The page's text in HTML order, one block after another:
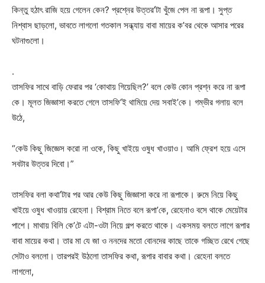
কিন্তু হঠাৎ রাজি হয়ে গেলেন কেন? প্রশ্নের উত্তর’টা খুঁজে পেল না রূপা। সুপ্ত
নিশ্বাস ছাড়লো, ভাবতে লাগলো গতকাল সন্ধ্যায় বাবা মায়ের ক’বর থেকে আসার পরের
ঘটনাগুলো।
.
তাসফির সাথে বাড়ি ফেরার পর ‘কোথায় গিয়েছিল?’ বলে কেউ কোন প্রশ্ন করে না রূপা
কে। মূলত জিজ্ঞাসা করতে গেলে তাসফি’ই থামিয়ে দেয় সবাই’কে। গম্ভীর গলায় বলে
উঠে,
“কেউ কিছু জিজ্ঞেস করো না ওকে, কিছু খাইয়ে ওষুধ খাওয়াও। আমি ফ্রেশ হয়ে এসে
সবটার উত্তর দিবো।”
তাসফির বলা কথা’টার পর আর কেউ কিছু জিজ্ঞাসা করে না রূপাকে। রুমে নিয়ে কিছু
খাইয়ে ওষুধ খাওয়ায় রেহেনা। বিশ্রাম নিতে বলে রূপা’কে, রেহেনাও বসে থাকে মেয়েটার
পাশে। মাথায় বিলি কে’টে এটা-ওটা নিয়ে গল্প করতে থাকে। একসময় বলতে লাগে রূপার
বাবা মায়ের কথা। তার মা যে জা ও ননদের মতো বোনদের কাছে তাকে গচ্ছিত রেখে গেছে
সেটাও বললো। তারপরই উঠলো তাসফির কথা, রূপার বাবার কথা। রেহেনা বলতে
লাগলো,